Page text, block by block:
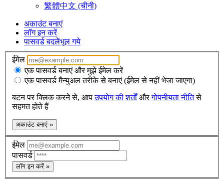
繁體中文 (चीनी)
अकाउंट बनाएं
लॉग इन करें
पासवर्ड बदलेंभूल गये
ईमेल
एक पासवर्ड बनाएं और मुझे ईमेल करें
एक पासवर्ड मैन्युअल तरीके से बनाएं (ईमेल से नहीं भेजा जाएगा)
बटन पर क्लिक करने से, आपउपयोग की शर्तोंऔरगोपनीयता नीतिसे
सहमत होते हैं
अकाउंट बनाएं »
ईमेल
पासवर्ड
लॉग इन करें »